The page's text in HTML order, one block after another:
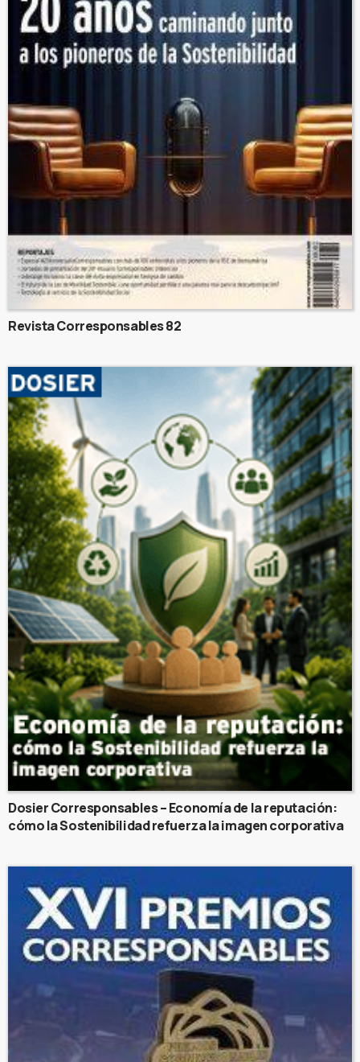
Revista Corresponsables 82
Dosier Corresponsables – Economía de la reputación:
cómo la Sostenibilidad refuerza la imagen corporativa